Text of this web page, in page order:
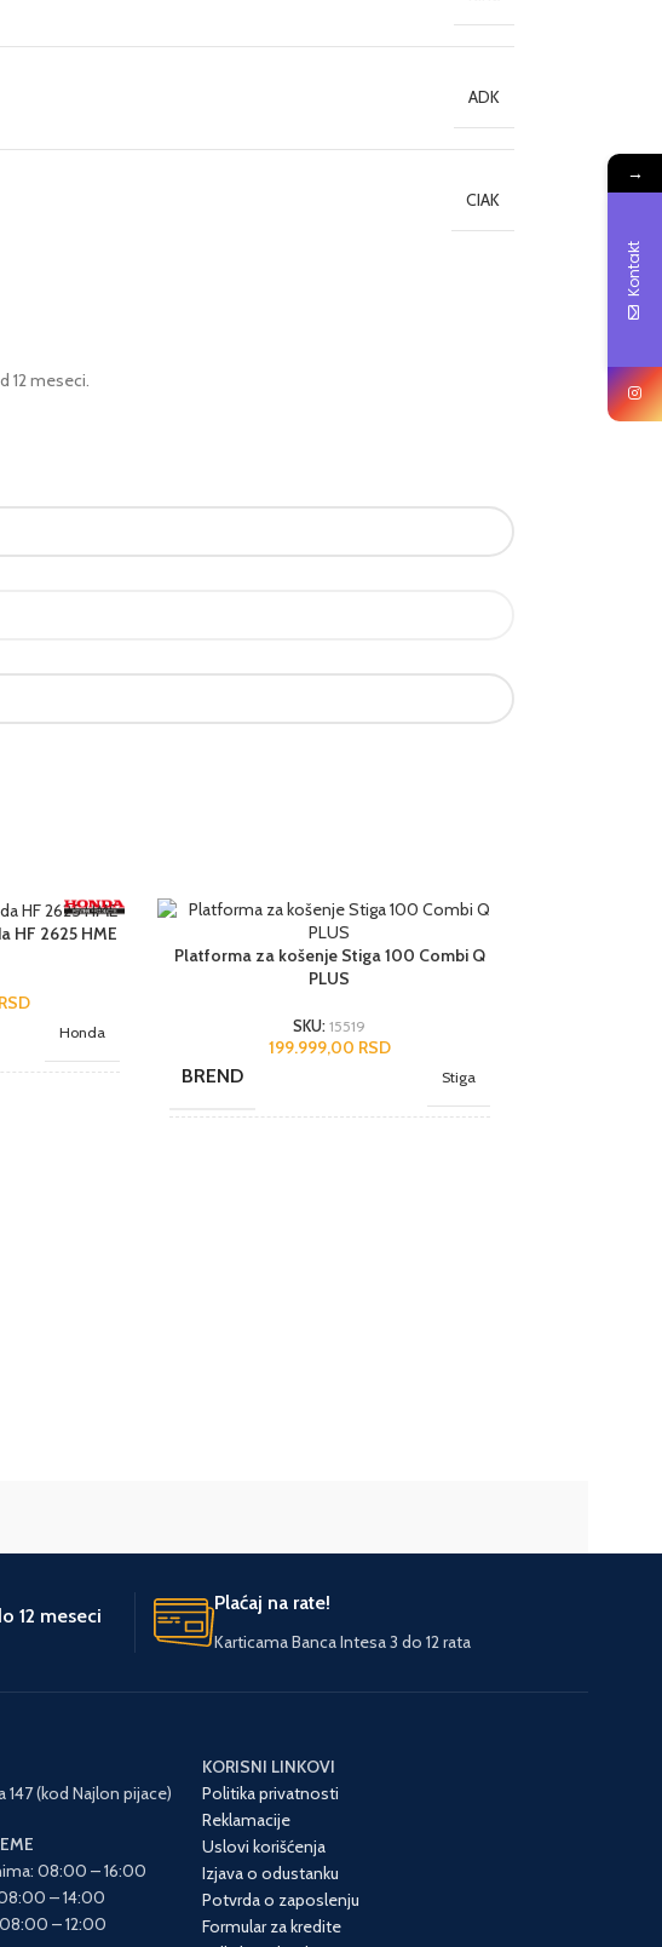
ADK
CIAK
meseci.
HF 2625 HME
RSD
Honda
Platforma za košenje Stiga 100 Combi Q
PLUS
SKU:15519
199.999,00 RSD
BREND Stiga
12 meseci
Plaćaj na rate!
Karticama Banca Intesa 3 do 12 rata
147 (kod Najlon pijace)
08:00 – 16:00
– 14:00
– 12:00
KORISNI LINKOVI
Politika privatnosti
Reklamacije
Uslovi korišćenja
Izjava o odustanku
Potvrda o zaposlenju
Formular za kredite
→
Kontakt